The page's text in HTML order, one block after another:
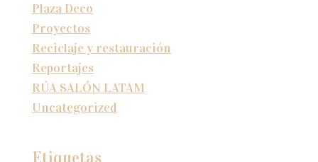
Plaza Deco
Proyectos
Reciclaje y restauración
Reportajes
RÚA SALÓN LATAM
Uncategorized
Etiquetas